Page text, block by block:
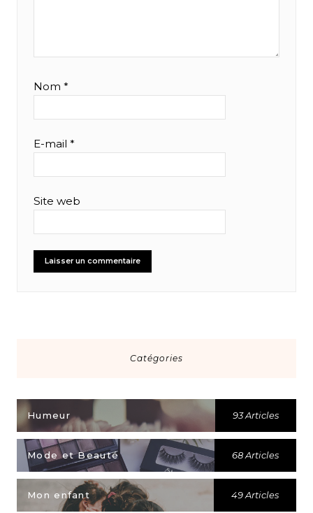
Nom *
E-mail *
Site web
Catégories
Humeur 93 Articles
Mode et Beauté 68 Articles
Mon enfant 49 Articles